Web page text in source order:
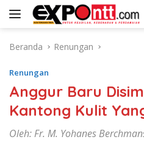
Langsung
Beranda
Renungan
Renungan
Anggur Baru
Kantong Kulit
Oleh: Fr. M. Yohanes